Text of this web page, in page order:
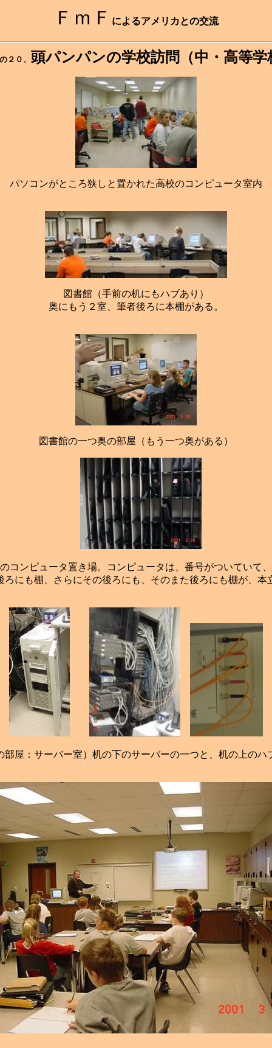
ＦｍＦ によるアメリカとの交流
２０、 頭パンパンの学校訪問（中・高等学
パソコンがところ狭しと置かれた高校のコンピュータ室内
図書館（手前の机にもハブあり）
奥にもう２室、筆者後ろに本棚がある。
図書館の一つ奥の部屋（もう一つ奥がある）
コンピュータ置き場。コンピュータは、番号がついていて
ろにも棚、さらにその後ろにも、そのまた後ろにも棚が、本
部屋：サーバー室）机の下のサーバーの一つと、机の上のハ